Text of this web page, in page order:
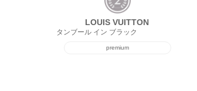
LOUIS VUITTON
タンブール イン ブラック
premium